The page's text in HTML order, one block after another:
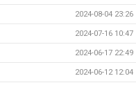
2024-08-04 23:26
2024-07-16 10:47
2024-06-17 22:49
2024-06-12 12:04